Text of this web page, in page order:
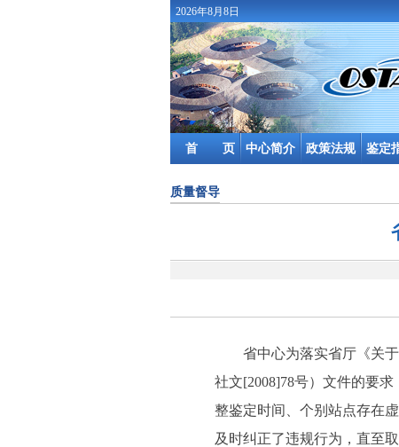
2026年8月8日
首 页 中心简介 政策法规 鉴定
质量督导
省中心为落实省厅《关于
社文[2008]78号）文件的要
整鉴定时间、个别站点存在
及时纠正了违规行为，直至